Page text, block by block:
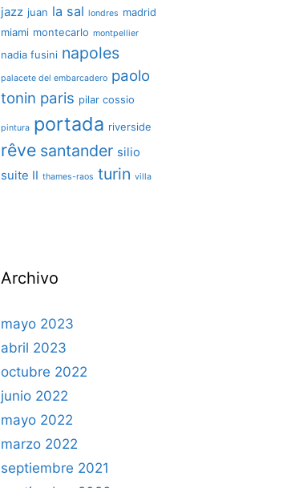
jazz juan la sal londres madrid
miami montecarlo montpellier
nadia fusini napoles
palacete del embarcadero paolo
tonin paris pilar cossio
pintura portada riverside
rêve santander silio
suite II thames-raos turin villa
Archivo
mayo 2023
abril 2023
octubre 2022
junio 2022
mayo 2022
marzo 2022
septiembre 2021